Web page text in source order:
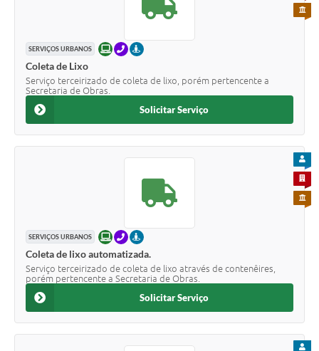
SERVIÇOS URBANOS ONLINETELEFONEPRESENCIAL
Coleta de Lixo
Serviço terceirizado de coleta de lixo, porém pertencente a
Secretaria de Obras.
PARA
Solicitar Serviço
SERVIÇOS URBANOS ONLINETELEFONEPRESENCIAL
Coleta de lixo automatizada.
Serviço terceirizado de coleta de lixo através de contenêires,
porém pertencente a Secretaria de Obras.
PARA
PARA
Solicitar Serviço